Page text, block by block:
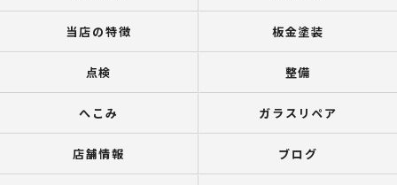
当店の特徴 板金塗装
点検 整備
へこみ ガラスリペア
店舗情報 ブログ